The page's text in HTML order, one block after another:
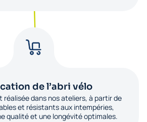
de l’abri vélo
réalisée dans nos ateliers, à partir de
et résistants aux intempéries,
qualité et une longévité optimales.